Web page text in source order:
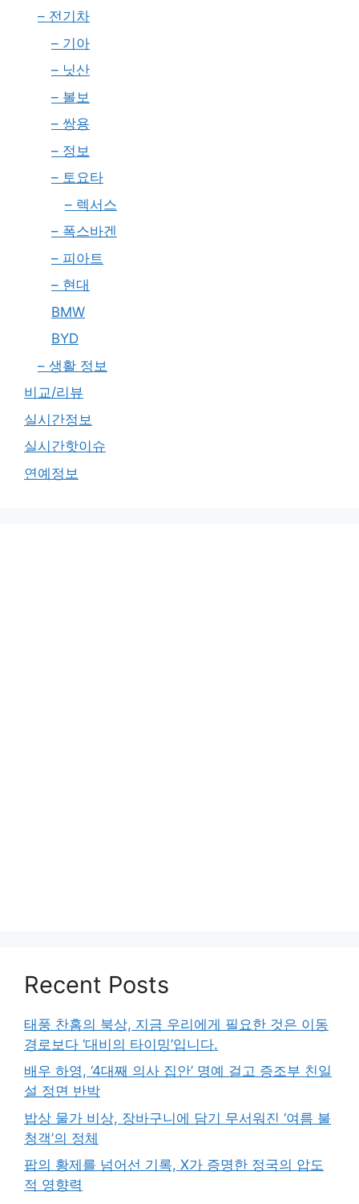
– 전기차
– 기아
– 닛산
– 볼보
– 쌍용
– 정보
– 토요타
– 렉서스
– 폭스바겐
– 피아트
– 현대
BMW
BYD
– 생활 정보
비교/리뷰
실시간정보
실시간핫이슈
연예정보
Recent Posts
태풍 찬홈의 북상, 지금 우리에게 필요한 것은 이동
경로보다 ‘대비의 타이밍’입니다.
배우 하영, ‘4대째 의사 집안’ 명예 걸고 증조부 친일
설 정면 반박
밥상 물가 비상, 장바구니에 담기 무서워진 ‘여름 불
청객’의 정체
팝의 황제를 넘어선 기록, X가 증명한 정국의 압도
적 영향력